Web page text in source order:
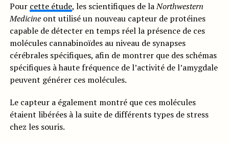
Pour cette étude, les scientifiques de laNorthwestern
Medicineont utilisé un nouveau capteur de protéines
capable de détecter en temps réel la présence de ces
molécules cannabinoïdes au niveau de synapses
cérébrales spécifiques, afin de montrer que des schémas
spécifiques à haute fréquence de l’activité de l’amygdale
peuvent générer ces molécules.
Le capteur a également montré que ces molécules
étaient libérées à la suite de différents types de stress
chez les souris.